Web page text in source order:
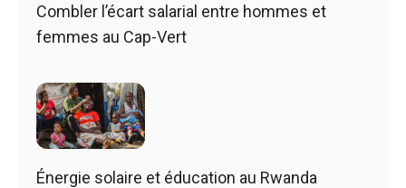
Combler l’écart salarial entre hommes et
femmes au Cap-Vert
Énergie solaire et éducation au Rwanda